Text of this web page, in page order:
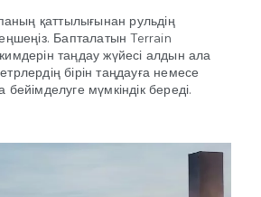
қаттылығынан рульдің
Бапталатын Terrain
таңдау жүйесі алдын ала
бірін таңдауға немесе
мүмкіндік береді.